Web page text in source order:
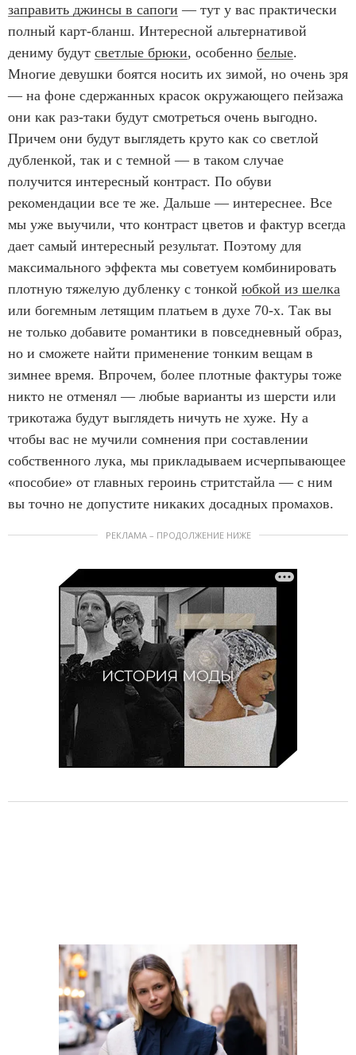
заправить джинсы в сапоги — тут у вас практически
полный карт-бланш. Интересной альтернативой
дениму будут светлые брюки, особенно белые.
Многие девушки боятся носить их зимой, но очень зря
— на фоне сдержанных красок окружающего пейзажа
они как раз-таки будут смотреться очень выгодно.
Причем они будут выглядеть круто как со светлой
дубленкой, так и с темной — в таком случае
получится интересный контраст. По обуви
рекомендации все те же. Дальше — интереснее. Все
мы уже выучили, что контраст цветов и фактур всегда
дает самый интересный результат. Поэтому для
максимального эффекта мы советуем комбинировать
плотную тяжелую дубленку с тонкой юбкой из шелка
или богемным летящим платьем в духе 70-х. Так вы
не только добавите романтики в повседневный образ,
но и сможете найти применение тонким вещам в
зимнее время. Впрочем, более плотные фактуры тоже
никто не отменял — любые варианты из шерсти или
трикотажа будут выглядеть ничуть не хуже. Ну а
чтобы вас не мучили сомнения при составлении
собственного лука, мы прикладываем исчерпывающее
«пособие» от главных героинь стритстайла — с ним
вы точно не допустите никаких досадных промахов.
РЕКЛАМА – ПРОДОЛЖЕНИЕ НИЖЕ